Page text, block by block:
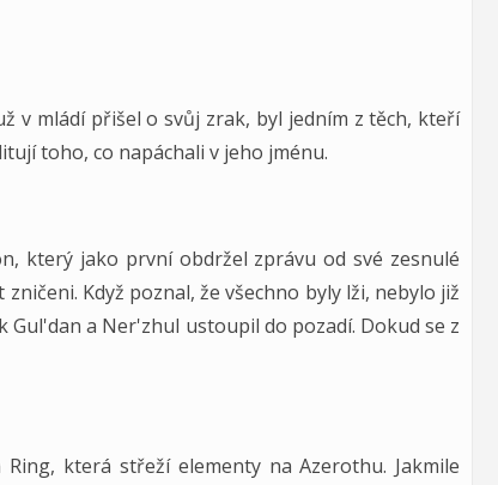
v mládí přišel o svůj zrak, byl jedním z těch, kteří
toho, co napáchali v jeho jménu.
který jako první obdržel zprávu od své zesnulé
Když poznal, že všechno byly lži, nebylo již
Gul'dan a Ner'zhul ustoupil do pozadí. Dokud se z
která střeží elementy na Azerothu. Jakmile